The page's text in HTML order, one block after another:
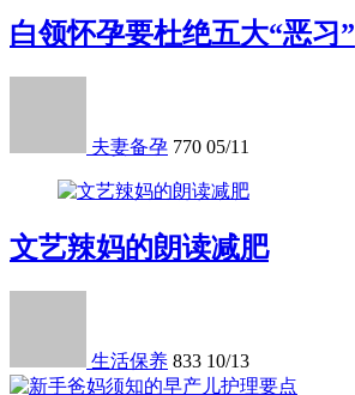
白领怀孕要杜绝五大“恶习”
夫妻备孕 770 05/11
文艺辣妈的朗读减肥
生活保养 833 10/13